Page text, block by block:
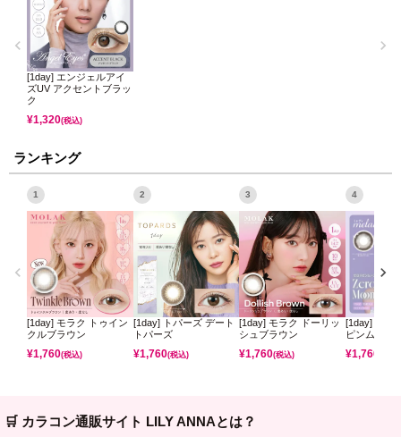
[1day] エンジェルアイ
ズUV アクセントブラッ
ク
¥1,320(税込)
ランキング
1
[1day] モラク トゥイン
クルブラウン
¥1,760(税込)
2
[1day] トパーズ デート
トパーズ
¥1,760(税込)
3
[1day] モラク ドーリッ
シュブラウン
¥1,760(税込)
4
[1day] ミレ
ピンムーン
¥1,760
🛒 カラコン通販サイト LILY ANNAとは？